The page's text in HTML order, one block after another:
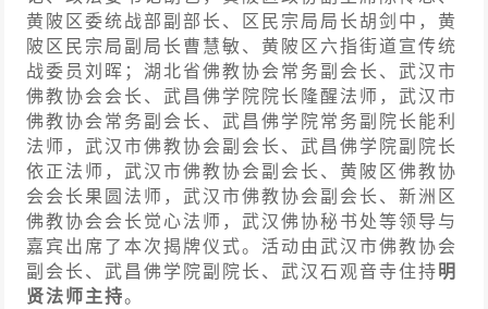
黄陂区委统战部副部长、区民宗局局长胡剑中，黄
陂区民宗局副局长曹慧敏、黄陂区六指街道宣传统
战委员刘晖；湖北省佛教协会常务副会长、武汉市
佛教协会会长、武昌佛学院院长隆醒法师，武汉市
佛教协会常务副会长、武昌佛学院常务副院长能利
法师，武汉市佛教协会副会长、武昌佛学院副院长
依正法师，武汉市佛教协会副会长、黄陂区佛教协
会会长果圆法师，武汉市佛教协会副会长、新洲区
佛教协会会长觉心法师，武汉佛协秘书处等领导与
嘉宾出席了本次揭牌仪式。活动由武汉市佛教协会
副会长、武昌佛学院副院长、武汉石观音寺住持明
贤法师主持。